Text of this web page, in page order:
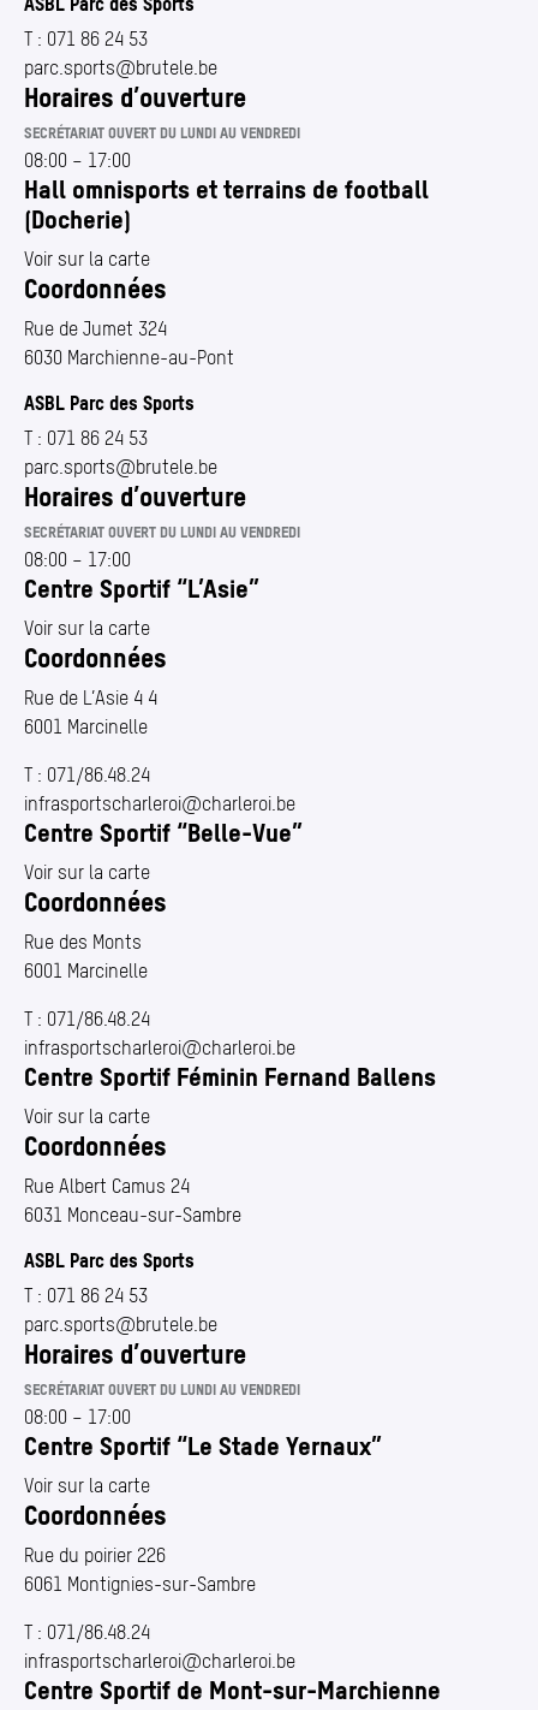
T : 071 86 24 53
parc.​sports@​brutele.​be
Horaires d’ouverture
SECRÉTARIAT OUVERT DU LUNDI AU VENDREDI
08:00 – 17:00
Hall omnisports et terrains de football
(Docherie)
Voir sur la carte
Coordonnées
Rue de Jumet 324
6030 Marchienne-au-Pont
ASBL Parc des Sports
T : 071 86 24 53
parc.​sports@​brutele.​be
Horaires d’ouverture
SECRÉTARIAT OUVERT DU LUNDI AU VENDREDI
08:00 – 17:00
Centre Sportif “L’Asie”
Voir sur la carte
Coordonnées
Rue de L’Asie 4 4
6001 Marcinelle
T : 071/86.48.24
infrasportscharleroi@​charleroi.​be
Centre Sportif “Belle-Vue”
Voir sur la carte
Coordonnées
Rue des Monts
6001 Marcinelle
T : 071/86.48.24
infrasportscharleroi@​charleroi.​be
Centre Sportif Féminin Fernand Ballens
Voir sur la carte
Coordonnées
Rue Albert Camus 24
6031 Monceau-sur-Sambre
ASBL Parc des Sports
T : 071 86 24 53
parc.​sports@​brutele.​be
Horaires d’ouverture
SECRÉTARIAT OUVERT DU LUNDI AU VENDREDI
08:00 – 17:00
Centre Sportif “Le Stade Yernaux”
Voir sur la carte
Coordonnées
Rue du poirier 226
6061 Montignies-sur-Sambre
T : 071/86.48.24
infrasportscharleroi@​charleroi.​be
Centre Sportif de Mont-sur-Marchienne
Pour afficher ce contenu intégré, vous devez autoriser les
contenus externes (Google Maps) dans vos préférences